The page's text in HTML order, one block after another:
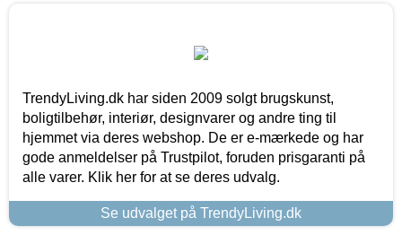
TrendyLiving.dk har siden 2009 solgt brugskunst,
boligtilbehør, interiør, designvarer og andre ting til
hjemmet via deres webshop. De er e-mærkede og har
gode anmeldelser på Trustpilot, foruden prisgaranti på
alle varer. Klik her for at se deres udvalg.
Se udvalget på TrendyLiving.dk